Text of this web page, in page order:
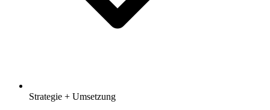
Strategie + Umsetzung